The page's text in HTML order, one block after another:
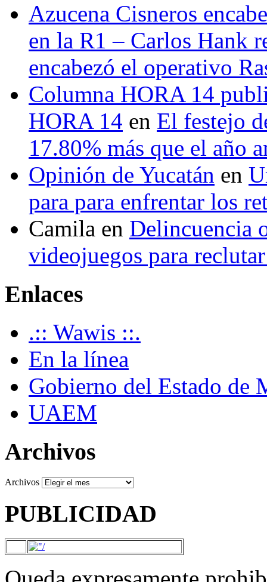
Azucena Cisneros
en la R1 – Carlos Hank
encabezó el operativo
Columna HORA 14
HORA 14 en El festejo
17.80% más que el año
Opinión de Yucatán en
para para enfrentar los
Camila en Delincuencia
videojuegos para
Enlaces
.:: Wawis ::.
En la línea
Gobierno del Estado de
UAEM
Archivos
Archivos
PUBLICIDAD